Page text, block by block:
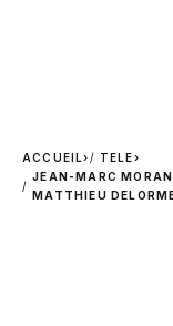
ACCUEIL› TELE›
JEAN-MARC
MATTHIEU